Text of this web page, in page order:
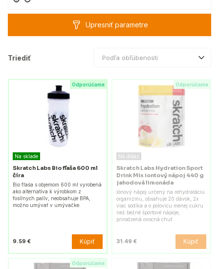
Upresniť parametre
Triediť Podľa obľúbenosti
Odporúčame
Na sklade
Skratch Labs Bio fľaša 600 ml
číra
Bio fľaša s objemom 600 ml vyrobená
ako alternatíva k výrobkom z
fosílnych palív, neobsahuje BPA,
možno umývať v umývačke.
9.59 € Kúpiť
Odporúčame
Na dotaz
Skratch Labs Hydration Sport
Drink Mix iontový nápoj 440 g
jahodová limonáda
Iónový nápoj určený na rehydratáciu
organizmu, obsahuje 20 dávok, 2x
viac sodíka a o polovicu menej cukru
než bežné športové nápoje,
prirodzená ovocná chuť.
31.49 € Kúpiť
Odporúčame